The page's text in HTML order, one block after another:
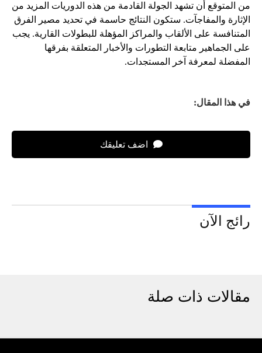
من المتوقع أن تشهد الجولة القادمة من هذه الدوريات المزيد من
الإثارة والمفاجآت. ستكون النتائج حاسمة في تحديد مصير الفرق
المتنافسة على الألقاب والمراكز المؤهلة للبطولات القارية. يجب
على الجماهير متابعة التطورات والأخبار المتعلقة بفرقها
المفضلة لمعرفة آخر المستجدات.
في هذا المقال:
اضف تعليقك
رائج الآن
مقالات ذات صلة